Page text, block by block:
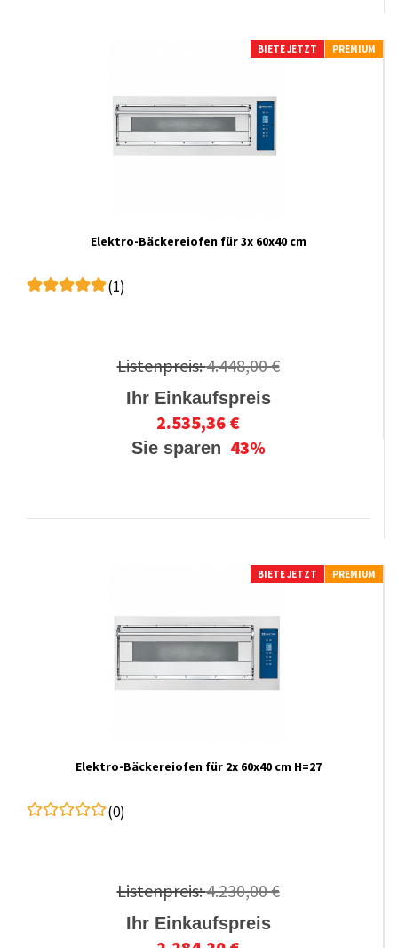
BIETE JETZT PREMIUM
Elektro-Bäckereiofen für 3x 60x40 cm
(1)
Listenpreis:4.448,00 €
Ihr Einkaufspreis
2.535,36 €
Sie sparen 43%
BIETE JETZT PREMIUM
Elektro-Bäckereiofen für 2x 60x40 cm H=27
(0)
Listenpreis:4.230,00 €
Ihr Einkaufspreis